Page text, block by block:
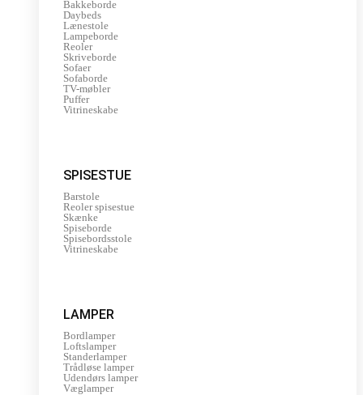
Bakkeborde
Daybeds
Lænestole
Lampeborde
Reoler
Skriveborde
Sofaer
Sofaborde
TV-møbler
Puffer
Vitrineskabe
SPISESTUE
Barstole
Reoler spisestue
Skænke
Spiseborde
Spisebordsstole
Vitrineskabe
LAMPER
Bordlamper
Loftslamper
Standerlamper
Trådløse lamper
Udendørs lamper
Væglamper